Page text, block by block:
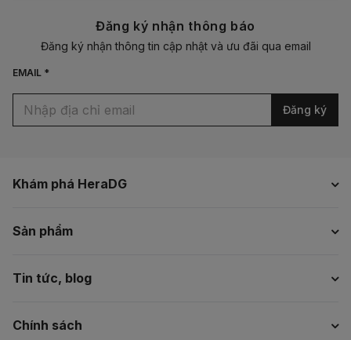
Khám phá HeraDG
Sản phẩm
Tin tức, blog
Chính sách
Đăng ký nhận thông báo
Đăng ký nhận thông tin cập nhật và ưu đãi qua email
EMAIL *
Đăng ký